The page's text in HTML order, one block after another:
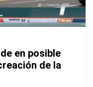
en posible
de la